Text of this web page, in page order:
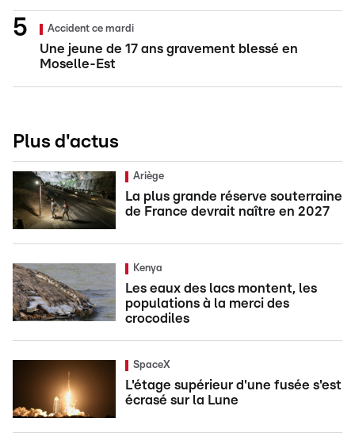
Accident ce mardi
Une jeune de 17 ans gravement blessé en
Moselle-Est
Plus d'actus
Ariège
La plus grande réserve souterraine
de France devrait naître en 2027
Kenya
Les eaux des lacs montent, les
populations à la merci des
crocodiles
SpaceX
L'étage supérieur d'une fusée s'est
écrasé sur la Lune